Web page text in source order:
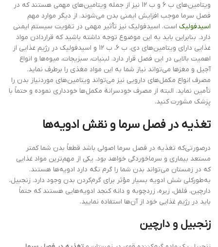
ویتامین‌های ب 6 و ب 12 نیز از جمله ویتامین‌های مهمی هستند که در
فصل سرما موجب افزایش ایمنی بدن می‌شوند. از دیگر موارد مهم
اسیدفولیک است. اسیدفولیک نیز تأثیر مهمی در تقویت سیستم ایمنی
دارد. بنابراین باید به این موضوع توجه داشته باشید که قراردادن مواد
غذایی دارای ویتامین‌های دی، ب 6، ب 12 و اسیدفولیک در رژیم غذایی از
اهمیت بالایی در این فصل قرار دارد. لبنیات، سبزیجات، میوه‌ها و انواع
آجیل و مغزها می‌تواند نیاز شما به این مواد مغذی را برطرف نماید.
مصرف انواع مکمل‌های دارویی نیز می‌تواند ویتامین‌های موردنیاز بدن را
تأمین نماید. البته از مصرف خودسرانة مکمل‌ها خودداری نموده و حتماً با
پزشک مشورت کنید.
تغذیه در فصل سرما و نقش ادویه‌ها
درصورتی‌که تغذیه در فصل سرما اصولی باشد قطعاً بدن شما کمتر
مستعد بیماری و سرماخوردگی خواهد بود. یکی از مهم‌ترین مواد غذایی
که در زمستان می‌تواند بدن شما را گرم نگه دارد ادویه‌ها هستند.
به‌طورکلی شش ادویه بسیار مؤثر برای گرم‌کردن بدن وجود دارد. زنجبیل،
دارچین، فلفل، زیره، زردچوبه و دانه کنجد ادویه‌هایی هستند که حتماً
باید در رژیم غذایی خود از آن‌ها استفاده نمایید.
زنجبیل و دارچین